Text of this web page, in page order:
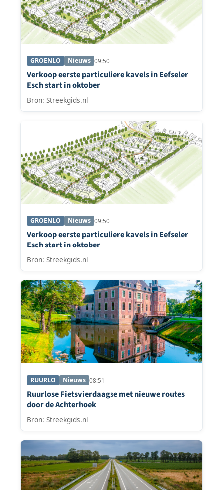
GROENLO Nieuws 09:50
Verkoop eerste particuliere kavels in Eefseler
Esch start in oktober
Bron: Streekgids.nl
GROENLO Nieuws 09:50
Verkoop eerste particuliere kavels in Eefseler
Esch start in oktober
Bron: Streekgids.nl
RUURLO Nieuws 08:51
Ruurlose Fietsvierdaagse met nieuwe routes
door de Achterhoek
Bron: Streekgids.nl